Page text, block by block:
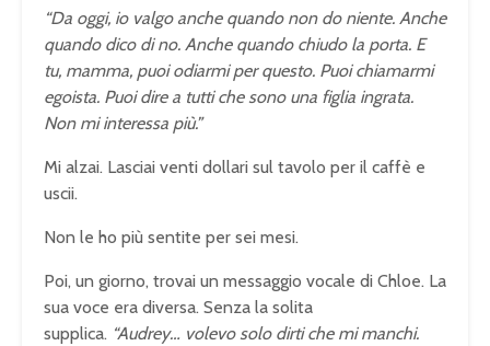
“Da oggi, io valgo anche quando non do niente. Anche
quando dico di no. Anche quando chiudo la porta. E
tu, mamma, puoi odiarmi per questo. Puoi chiamarmi
egoista. Puoi dire a tutti che sono una figlia ingrata.
Non mi interessa più.”
Mi alzai. Lasciai venti dollari sul tavolo per il caffè e
uscii.
Non le ho più sentite per sei mesi.
Poi, un giorno, trovai un messaggio vocale di Chloe. La
sua voce era diversa. Senza la solita
supplica. “Audrey… volevo solo dirti che mi manchi.